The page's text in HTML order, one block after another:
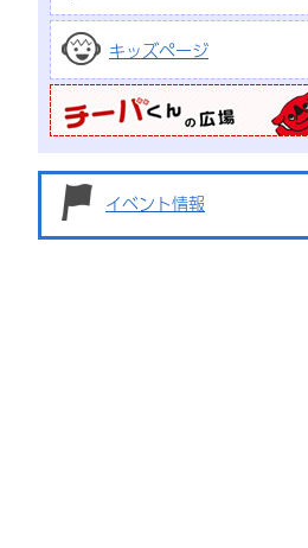
キッズページ
イベント情報